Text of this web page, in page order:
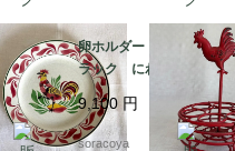
とり
ローポ
雄
19twm
卵ホルダー ワイヤー
ラック にわとり 雄
鶏 赤ワイヤー ワイ
ヤーエッグバスケット
12kwem22
9,100 円
soracoya